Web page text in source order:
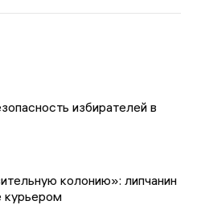
избирателей в
колонию»: липчанин
курьером